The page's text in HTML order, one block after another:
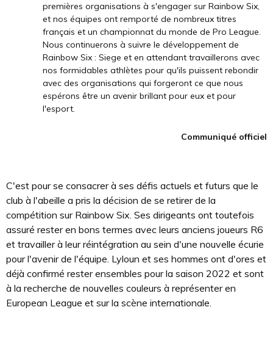
premières organisations à s'engager sur Rainbow Six,
et nos équipes ont remporté de nombreux titres
français et un championnat du monde de Pro League.
Nous continuerons à suivre le développement de
Rainbow Six : Siege et en attendant travaillerons avec
nos formidables athlètes pour qu'ils puissent rebondir
avec des organisations qui forgeront ce que nous
espérons être un avenir brillant pour eux et pour
l'esport.
Communiqué officiel
C'est pour se consacrer à ses défis actuels et futurs que le
club à l'abeille a pris la décision de se retirer de la
compétition sur Rainbow Six. Ses dirigeants ont toutefois
assuré rester en bons termes avec leurs anciens joueurs R6
et travailler à leur réintégration au sein d'une nouvelle écurie
pour l'avenir de l'équipe. Lyloun et ses hommes ont d'ores et
déjà confirmé rester ensembles pour la saison 2022 et sont
à la recherche de nouvelles couleurs à représenter en
European League et sur la scène internationale.